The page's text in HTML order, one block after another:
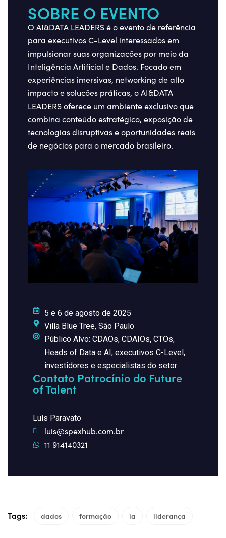
SOBRE O EVENTO
O AI&DATA LEADERSé o evento de referência
para executivos C-Level interessados em
impulsionar suas organizações por meio da
Inteligência Artificial e Dados. Focado em
experiências imersivas, networking de alto
impactoesoluções práticas, oAI&DATA
LEADERSoferece um ambiente exclusivo que
combina conteúdo estratégico, exposição de
tecnologias disruptivas e oportunidades reais
de negócios para o mercado brasileiro.
5 e 6 de agosto de 2025
Villa Blue Tree, São Paulo
Público Alvo: CDAOs, CDAIOs, CTOs,
Heads of Data e AI, executivos C-Level,
investidores e especialistas do setor
Contato Patrocínio do Future
of Talent
Luís Paravato
luis@spexhub.com.br
11 914140321
Tags: dados formação ia liderança